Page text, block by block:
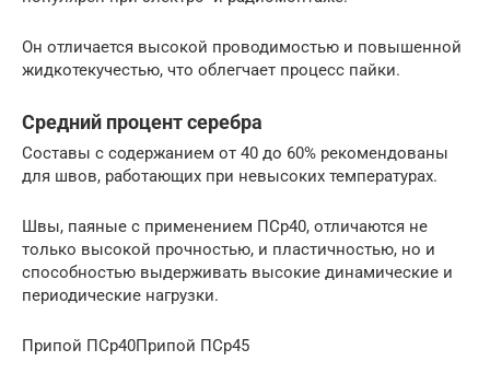
Он отличается высокой проводимостью и повышенной
жидкотекучестью, что облегчает процесс пайки.
Средний процент серебра
Составы с содержанием от 40 до 60% рекомендованы
для швов, работающих при невысоких температурах.
Швы, паяные с применением ПСр40, отличаются не
только высокой прочностью, и пластичностью, но и
способностью выдерживать высокие динамические и
периодические нагрузки.
Припой ПСр40Припой ПСр45